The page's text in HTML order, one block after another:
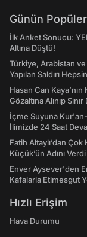
Günün Popüler
İlk Anket Sonucu:
Altına Düştü!
Türkiye, Arabistan ve
Yapılan Saldırı
Hasan Can
Gözaltına Alınıp Sınır
İçme Suyuna Kur'an-
İlimizde 24 Saat
Fatih Altaylı’dan
Küçük’ün Adını Verdi
Enver Aysever'den
Kafalarla Etimesgut
Hızlı Erişim
Hava Durumu